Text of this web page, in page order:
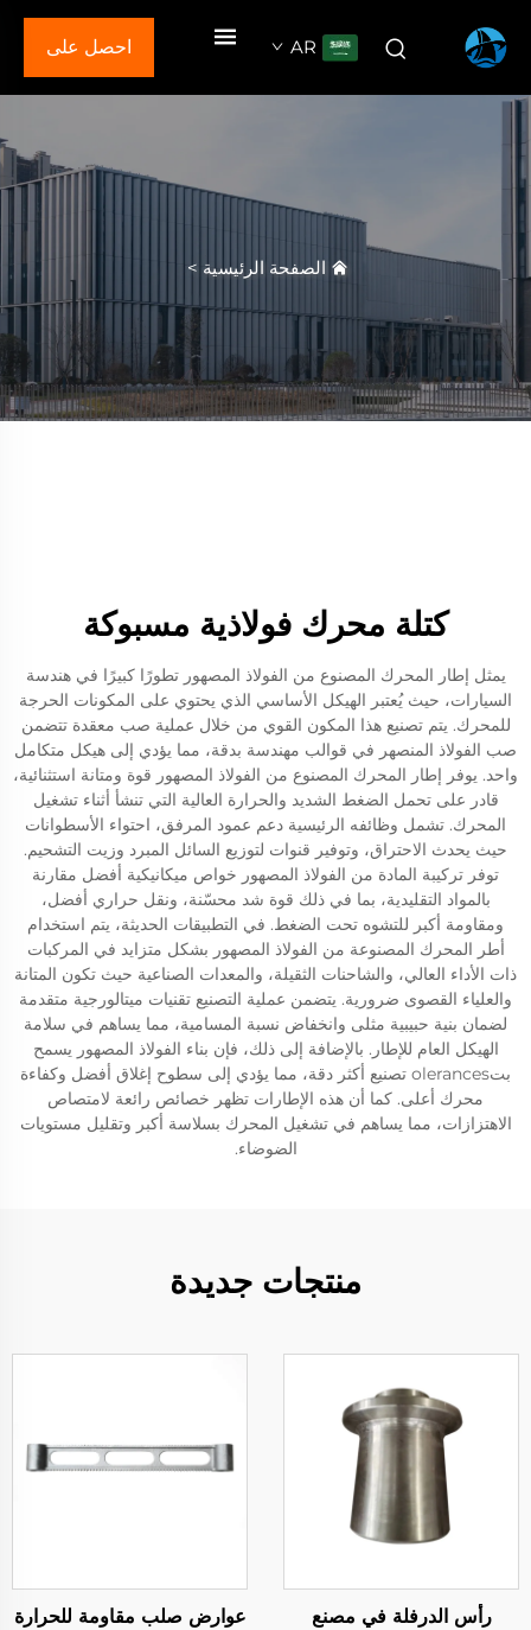
AR احصل على
الصفحة الرئيسية>
كتلة محرك فولاذية مسبوكة
يمثل إطار المحرك المصنوع من الفولاذ المصهور تطورًا كبيرًا في هندسة
السيارات، حيث يُعتبر الهيكل الأساسي الذي يحتوي على المكونات الحرجة
للمحرك. يتم تصنيع هذا المكون القوي من خلال عملية صب معقدة تتضمن
صب الفولاذ المنصهر في قوالب مهندسة بدقة، مما يؤدي إلى هيكل متكامل
واحد. يوفر إطار المحرك المصنوع من الفولاذ المصهور قوة ومتانة استثنائية،
قادر على تحمل الضغط الشديد والحرارة العالية التي تنشأ أثناء تشغيل
المحرك. تشمل وظائفه الرئيسية دعم عمود المرفق، احتواء الأسطوانات
حيث يحدث الاحتراق، وتوفير قنوات لتوزيع السائل المبرد وزيت التشحيم.
توفر تركيبة المادة من الفولاذ المصهور خواص ميكانيكية أفضل مقارنة
بالمواد التقليدية، بما في ذلك قوة شد محسّنة، ونقل حراري أفضل،
ومقاومة أكبر للتشوه تحت الضغط. في التطبيقات الحديثة، يتم استخدام
أطر المحرك المصنوعة من الفولاذ المصهور بشكل متزايد في المركبات
ذات الأداء العالي، والشاحنات الثقيلة، والمعدات الصناعية حيث تكون المتانة
والعلياء القصوى ضرورية. يتضمن عملية التصنيع تقنيات ميتالورجية متقدمة
لضمان بنية حبيبية مثلى وانخفاض نسبة المسامية، مما يساهم في سلامة
الهيكل العام للإطار. بالإضافة إلى ذلك، فإن بناء الفولاذ المصهور يسمح
بتolerances تصنيع أكثر دقة، مما يؤدي إلى سطوح إغلاق أفضل وكفاءة
محرك أعلى. كما أن هذه الإطارات تظهر خصائص رائعة لامتصاص
الاهتزازات، مما يساهم في تشغيل المحرك بسلاسة أكبر وتقليل مستويات
الضوضاء.
منتجات جديدة
رأس الدرفلة في مصنع
عوارض صلب مقاومة للحرارة